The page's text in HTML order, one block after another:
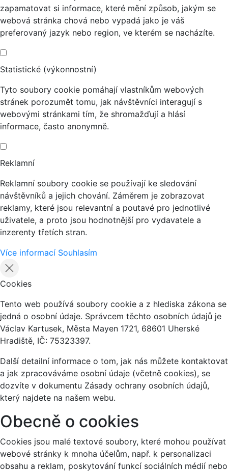
zapamatovat si informace, které mění způsob, jakým se
webová stránka chová nebo vypadá jako je váš
preferovaný jazyk nebo region, ve kterém se nacházíte.
Statistické (výkonnostní)
Tyto soubory cookie pomáhají vlastníkům webových
stránek porozumět tomu, jak návštěvníci interagují s
webovými stránkami tím, že shromažďují a hlásí
informace, často anonymně.
Reklamní
Reklamní soubory cookie se používají ke sledování
návštěvníků a jejich chování. Záměrem je zobrazovat
reklamy, které jsou relevantní a poutavé pro jednotlivé
uživatele, a proto jsou hodnotnější pro vydavatele a
inzerenty třetích stran.
Více informací Souhlasím
Cookies
Tento web používá soubory cookie a z hlediska zákona se
jedná o osobní údaje. Správcem těchto osobních údajů je
Václav Kartusek, Města Mayen 1721, 68601 Uherské
Hradiště, IČ: 75323397.
Další detailní informace o tom, jak nás můžete kontaktovat
a jak zpracováváme osobní údaje (včetně cookies), se
dozvíte v dokumentu Zásady ochrany osobních údajů,
který najdete na našem webu.
Obecně o cookies
Cookies jsou malé textové soubory, které mohou používat
webové stránky k mnoha účelům, např. k personalizaci
obsahu a reklam, poskytování funkcí sociálních médií nebo